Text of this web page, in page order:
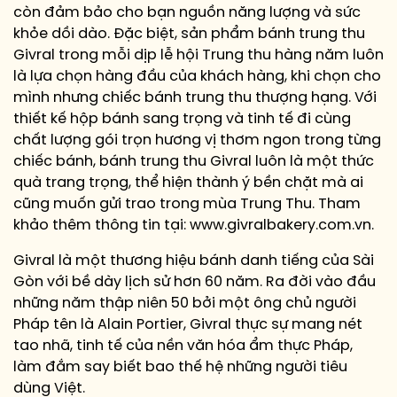
còn đảm bảo cho bạn nguồn năng lượng và sức
khỏe dồi dào. Đặc biệt, sản phẩm bánh trung thu
Givral trong mỗi dịp lễ hội Trung thu hàng năm luôn
là lựa chọn hàng đầu của khách hàng, khi chọn cho
mình nhưng chiếc bánh trung thu thượng hạng. Với
thiết kế hộp bánh sang trọng và tinh tế đi cùng
chất lượng gói trọn hương vị thơm ngon trong từng
chiếc bánh, bánh trung thu Givral luôn là một thức
quà trang trọng, thể hiện thành ý bền chặt mà ai
cũng muốn gửi trao trong mùa Trung Thu. Tham
khảo thêm thông tin tại: www.givralbakery.com.vn.
Givral là một thương hiệu bánh danh tiếng của Sài
Gòn với bề dày lịch sử hơn 60 năm. Ra đời vào đầu
những năm thập niên 50 bởi một ông chủ người
Pháp tên là Alain Portier, Givral thực sự mang nét
tao nhã, tinh tế của nền văn hóa ẩm thực Pháp,
làm đắm say biết bao thế hệ những người tiêu
dùng Việt.